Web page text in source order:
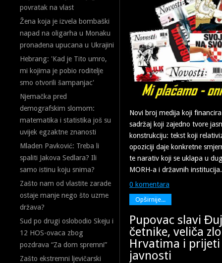
povratak na vlast
Žena koja je izvela bombaški
napad na oligarha u Monaku
pronađena upucana u Ukrajini
Hebrang: 'Kad je Tito umro,
mi kojima je pobio roditelje
smo otvorili šampanjac'
Njemačka pred
demografskim slomom:
matematika i statistika još su
uvijek egzaktne znanosti
Mladen Pavković: Treba li
spaliti Jakova Sedlara? Ili
samo istinu koju snima?
Zašto nam od vlastite zarade
ostaje manje nego što uzme
država?
Sud po drugi oslobodio Skeju i
12 HOS-ovaca zbog
pozdrava “Za dom spremni”
Zašto ekstremni ljevičarski
Novi broj medija koji
sadržaj koji zajedno tvore
konstrukciju: tekst koji
opoziciji daje konkretne
te narativ koji se uklapa u
MORH‑a i državnih institucija.
0 komentara
Opširnije...
Pupovac slavi
četnike, veliča
Hrvatima i
javnosti